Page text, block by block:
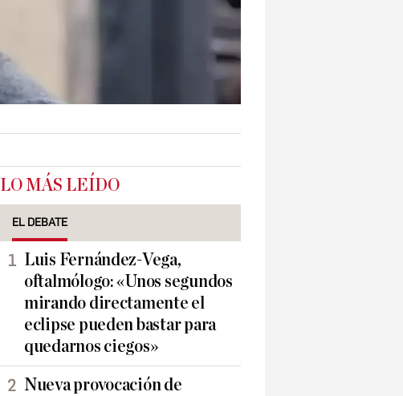
LO MÁS LEÍDO
EL DEBATE
Luis Fernández-Vega,
oftalmólogo: «Unos segundos
mirando directamente el
eclipse pueden bastar para
quedarnos ciegos»
Nueva provocación de